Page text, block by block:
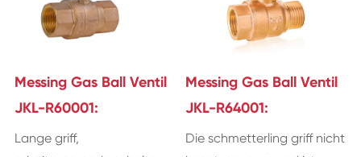
Messing Gas Ball Ventil
JKL-R60001:
Lange griff,
Messing Gas Ball Ventil
JKL-R64001:
Die schmetterling griff nicht